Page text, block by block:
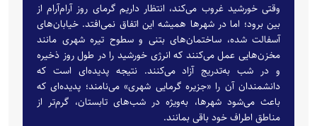
وقتی خورشید غروب می‌کند، انتظار داریم گرمای روز آرام‌آرام از
بین برود؛ اما در شهرها همیشه این اتفاق نمی‌افتد. خیابان‌های
آسفالت شده، ساختمان‌های بتنی و سطوح تیره شهری مانند
مخزن‌هایی عمل می‌کنند که انرژی خورشید را در طول روز ذخیره
و در شب به‌تدریج آزاد می‌کنند. نتیجه پدیده‌ای است که
دانشمندان آن را «جزیره گرمایی شهری» می‌نامند؛ پدیده‌ای که
باعث می‌شود شهرها، به‌ویژه در شب‌های تابستان، گرم‌تر از
مناطق اطراف خود باقی بمانند.